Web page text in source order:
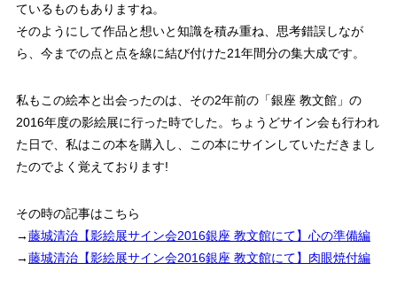
ているものもありますね。
そのようにして作品と想いと知識を積み重ね、思考錯誤しなが
ら、今までの点と点を線に結び付けた21年間分の集大成です。
私もこの絵本と出会ったのは、その2年前の「銀座 教文館」の
2016年度の影絵展に行った時でした。ちょうどサイン会も行われ
た日で、私はこの本を購入し、この本にサインしていただきまし
たのでよく覚えております!
その時の記事はこちら
→藤城清治【影絵展サイン会2016銀座 教文館にて】心の準備編
→藤城清治【影絵展サイン会2016銀座 教文館にて】肉眼焼付編